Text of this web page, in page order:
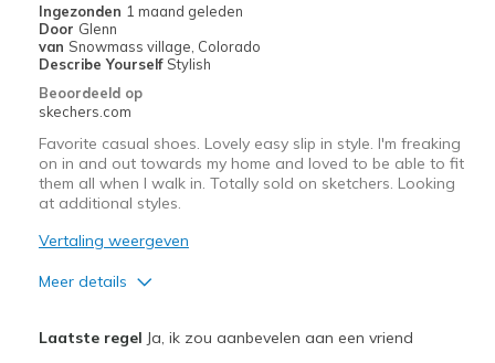
Ingezonden 1 maand geleden
Door Glenn
van Snowmass village, Colorado
Describe Yourself Stylish
Beoordeeld op
skechers.com
Favorite casual shoes. Lovely easy slip in style. I'm freaking
on in and out towards my home and loved to be able to fit
them all when I walk in. Totally sold on sketchers. Looking
at additional styles.
Vertaling weergeven
Meer details
Laatste regel Ja, ik zou aanbevelen aan een vriend